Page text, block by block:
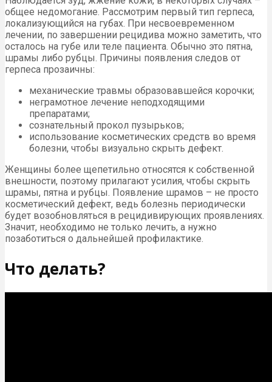
общее недомогание. Рассмотрим первый тип герпеса,
локализующийся на губах. При несвоевременном
лечении, по завершении рецидива можно заметить, что
осталось на губе или теле пациента. Обычно это пятна,
шрамы либо рубцы. Причины появления следов от
герпеса прозаичны:
механические травмы образовавшейся корочки;
неграмотное лечение неподходящими
препаратами;
сознательный прокол пузырьков;
использование косметических средств во время
болезни, чтобы визуально скрыть дефект.
Женщины более щепетильно относятся к собственной
внешности, поэтому прилагают усилия, чтобы скрыть
шрамы, пятна и рубцы. Появление шрамов – не просто
косметический дефект, ведь болезнь периодически
будет возобновляться в рецидивирующих проявлениях.
Значит, необходимо не только лечить, а нужно
позаботиться о дальнейшей профилактике.
Что делать?